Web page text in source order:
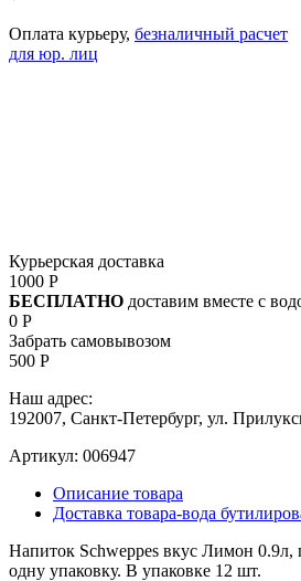
Оплата курьеру, безналичный расчет
для юр. лиц
Курьерская доставка
1000 Р
БЕСПЛАТНО доставим вместе с
0 Р
Забрать самовывозом
500 Р
Наш адрес:
192007, Санкт-Петербург, ул.
Артикул: 006947
Описание товара
Доставка товара-вода
Напиток Schweppes вкус Лимон 0.9л,
одну упаковку. В упаковке 12 шт.